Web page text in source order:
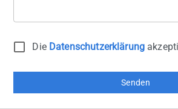
Die Datenschutzerklärung
Senden